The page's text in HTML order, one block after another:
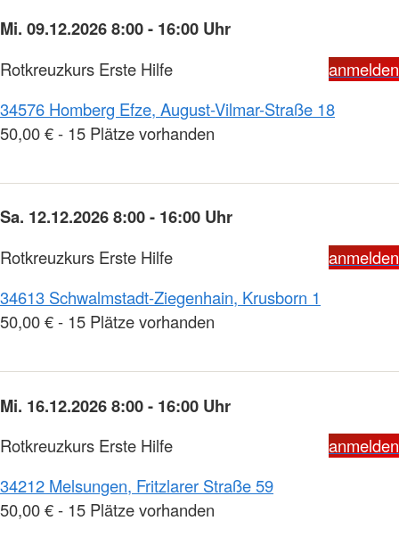
Mi. 09.12.2026 8:00 - 16:00 Uhr
Rotkreuzkurs Erste Hilfe
anmelden
34576 Homberg Efze, August-Vilmar-Straße 18
50,00 € - 15 Plätze vorhanden
Sa. 12.12.2026 8:00 - 16:00 Uhr
Rotkreuzkurs Erste Hilfe
anmelden
34613 Schwalmstadt-Ziegenhain, Krusborn 1
50,00 € - 15 Plätze vorhanden
Mi. 16.12.2026 8:00 - 16:00 Uhr
Rotkreuzkurs Erste Hilfe
anmelden
34212 Melsungen, Fritzlarer Straße 59
50,00 € - 15 Plätze vorhanden